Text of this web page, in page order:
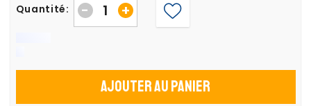
Quantité: +
-
Ajouter au panier